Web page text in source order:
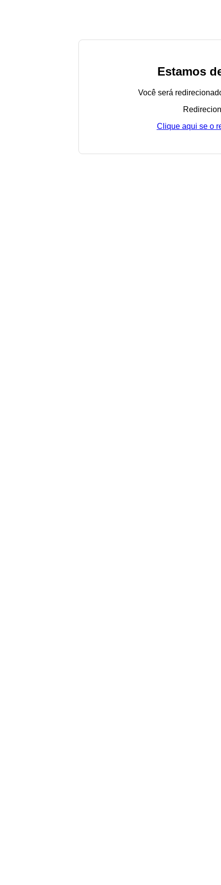
Estamos
Você será
Clique aqui se o